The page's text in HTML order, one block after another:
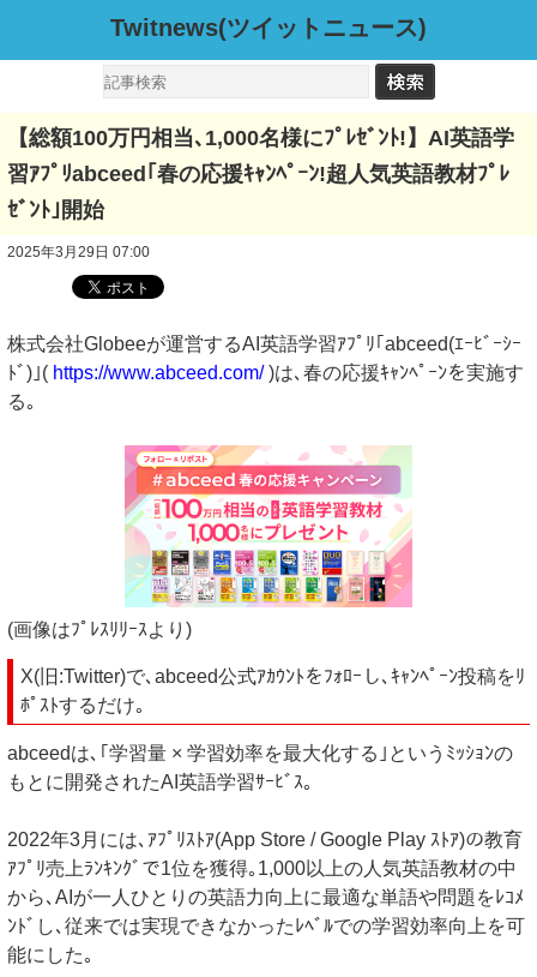
Twitnews(ツイットニュース)
【総額100万円相当､1,000名様にﾌﾟﾚｾﾞﾝﾄ!】AI英語学
習ｱﾌﾟﾘabceed｢春の応援ｷｬﾝﾍﾟｰﾝ!超人気英語教材ﾌﾟﾚ
ｾﾞﾝﾄ｣開始
2025年3月29日 07:00
株式会社Globeeが運営するAI英語学習ｱﾌﾟﾘ｢abceed(ｴｰﾋﾞｰｼｰ
ﾄﾞ)｣( https://www.abceed.com/)は､春の応援ｷｬﾝﾍﾟｰﾝを実施す
る｡
(画像はﾌﾟﾚｽﾘﾘｰｽより)
X(旧:Twitter)で､abceed公式ｱｶｳﾝﾄをﾌｫﾛｰし､ｷｬﾝﾍﾟｰﾝ投稿をﾘ
ﾎﾟｽﾄするだけ｡
abceedは､｢学習量 × 学習効率を最大化する｣というﾐｯｼｮﾝの
もとに開発されたAI英語学習ｻｰﾋﾞｽ｡
2022年3月には､ｱﾌﾟﾘｽﾄｱ(App Store / Google Play ｽﾄｱ)の教育
ｱﾌﾟﾘ売上ﾗﾝｷﾝｸﾞで1位を獲得｡1,000以上の人気英語教材の中
から､AIが一人ひとりの英語力向上に最適な単語や問題をﾚｺﾒ
ﾝﾄﾞし､従来では実現できなかったﾚﾍﾞﾙでの学習効率向上を可
能にした｡